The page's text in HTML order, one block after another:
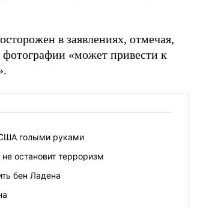
в заявлениях, отмечая,
«может привести к
голыми руками
остановит терроризм
бен Ладена